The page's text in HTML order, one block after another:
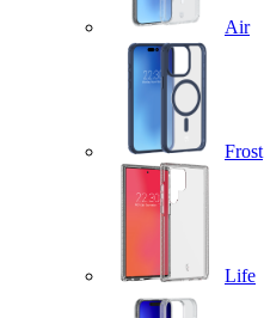
Air
Frost
Life